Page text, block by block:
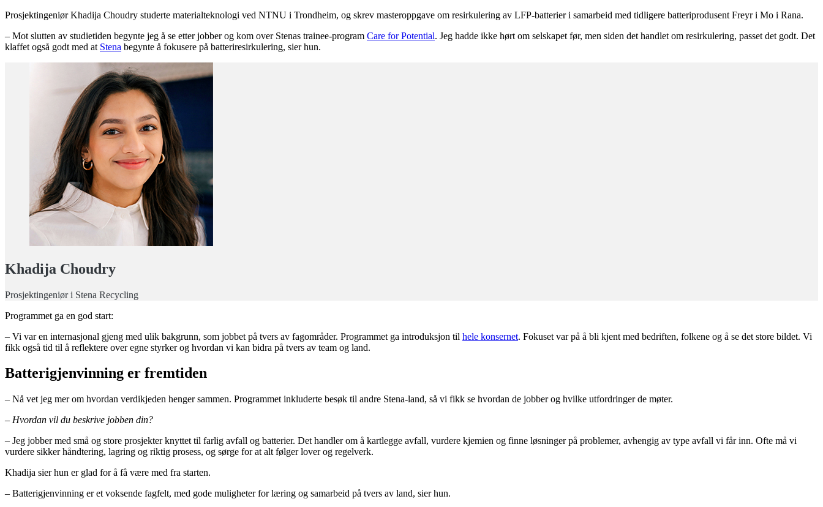
Prosjektingeniør Khadija Choudry studerte materialteknologi ved NTNU i Trondheim, og skrev masteroppgave om resirkulering av LFP-batterier i samarbeid med tidligere batteriprodusent Freyr i Mo i Rana.
– Mot slutten av studietiden begynte jeg å se etter jobber og kom over Stenas trainee-program Care for Potential. Jeg hadde ikke hørt om selskapet før, men siden det handlet om resirkulering, passet det godt. Det
klaffet også godt med at Stena begynte å fokusere på batteriresirkulering, sier hun.
Khadija Choudry
Prosjektingeniør i Stena Recycling
Programmet ga en god start:
– Vi var en internasjonal gjeng med ulik bakgrunn, som jobbet på tvers av fagområder. Programmet ga introduksjon til hele konsernet. Fokuset var på å bli kjent med bedriften, folkene og å se det store bildet. Vi
fikk også tid til å reflektere over egne styrker og hvordan vi kan bidra på tvers av team og land.
Batterigjenvinning er fremtiden
– Nå vet jeg mer om hvordan verdikjeden henger sammen. Programmet inkluderte besøk til andre Stena-land, så vi fikk se hvordan de jobber og hvilke utfordringer de møter.
– Hvordan vil du beskrive jobben din?
– Jeg jobber med små og store prosjekter knyttet til farlig avfall og batterier. Det handler om å kartlegge avfall, vurdere kjemien og finne løsninger på problemer, avhengig av type avfall vi får inn. Ofte må vi
vurdere sikker håndtering, lagring og riktig prosess, og sørge for at alt følger lover og regelverk.
Khadija sier hun er glad for å få være med fra starten.
– Batterigjenvinning er et voksende fagfelt, med gode muligheter for læring og samarbeid på tvers av land, sier hun.